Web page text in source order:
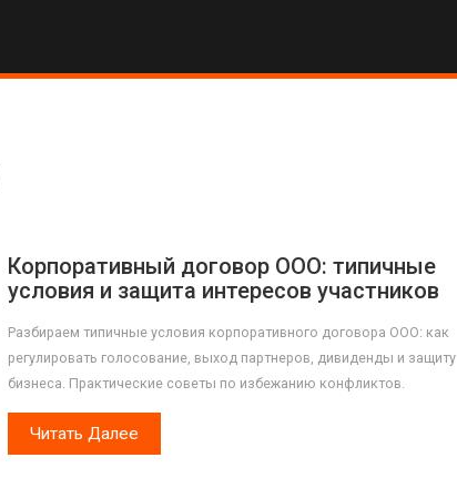
Корпоративный договор ООО: типичные
условия и защита интересов участников
Разбираем типичные условия корпоративного договора ООО: как
регулировать голосование, выход партнеров, дивиденды и защиту
бизнеса. Практические советы по избежанию конфликтов.
Читать Далее